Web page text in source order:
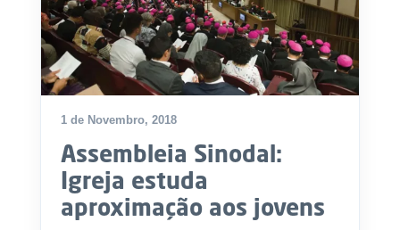
1 de Novembro, 2018
Assembleia Sinodal:
Igreja estuda
aproximação aos jovens